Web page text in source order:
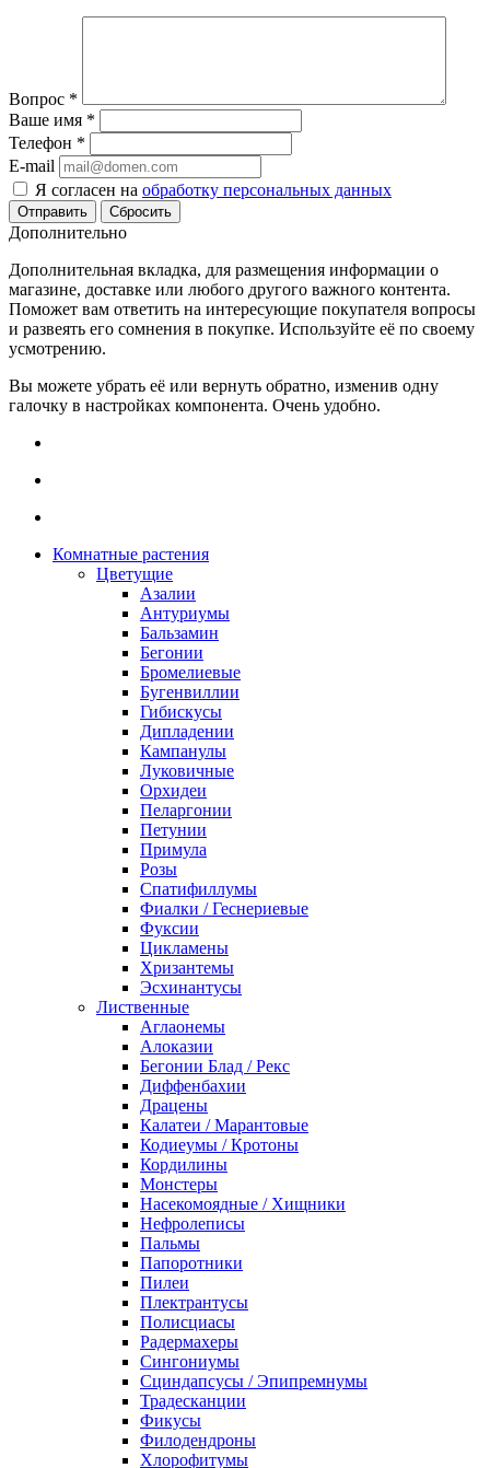
Вопрос *
Ваше имя *
Телефон *
E-mail
Я согласен на обработку персональных данных
Сбросить
Дополнительно
Дополнительная вкладка, для размещения информации о
магазине, доставке или любого другого важного контента.
Поможет вам ответить на интересующие покупателя вопросы
и развеять его сомнения в покупке. Используйте её по своему
усмотрению.
Вы можете убрать её или вернуть обратно, изменив одну
галочку в настройках компонента. Очень удобно.
Комнатные растения
Цветущие
Азалии
Антуриумы
Бальзамин
Бегонии
Бромелиевые
Бугенвиллии
Гибискусы
Дипладении
Кампанулы
Луковичные
Орхидеи
Пеларгонии
Петунии
Примула
Розы
Спатифиллумы
Фиалки / Геснериевые
Фуксии
Цикламены
Хризантемы
Эсхинантусы
Лиственные
Аглаонемы
Алоказии
Бегонии Блад / Рекс
Диффенбахии
Драцены
Калатеи / Марантовые
Кодиеумы / Кротоны
Кордилины
Монстеры
Насекомоядные / Хищники
Нефролеписы
Пальмы
Папоротники
Пилеи
Плектрантусы
Полисциасы
Радермахеры
Сингониумы
Сциндапсусы / Эпипремнумы
Традесканции
Фикусы
Филодендроны
Хлорофитумы